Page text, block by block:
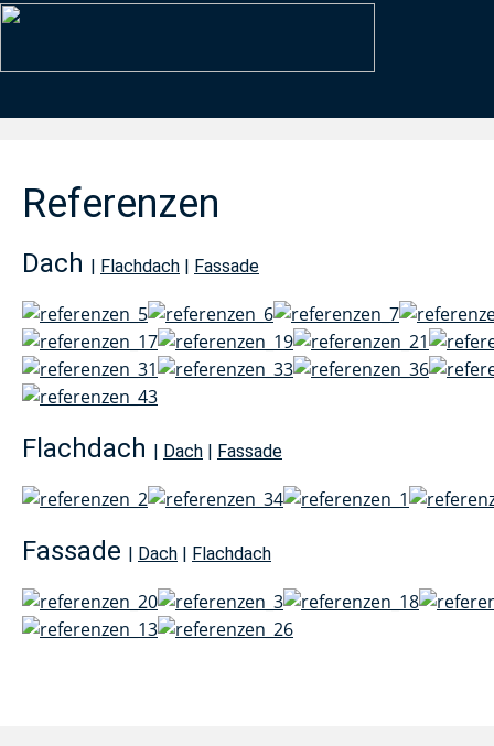
Referenzen
Dach | Flachdach | Fassade
Flachdach | Dach | Fassade
Fassade | Dach | Flachdach